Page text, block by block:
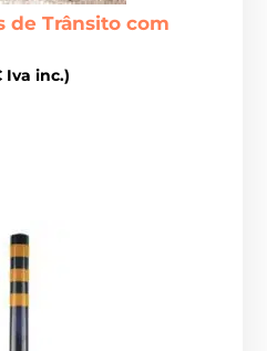
de Trânsito com
Iva inc.)